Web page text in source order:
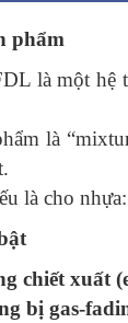
phẩm
là một hệ
là
là cho
chiết xuất
bị